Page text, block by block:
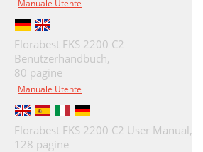
Manuale Utente
Florabest FKS 2200 C2
Benutzerhandbuch,
80 pagine
Manuale Utente
Florabest FKS 2200 C2 User Manual,
128 pagine